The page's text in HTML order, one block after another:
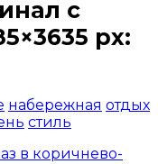
с
px:
набережная отдых
стиль
в коричнево-